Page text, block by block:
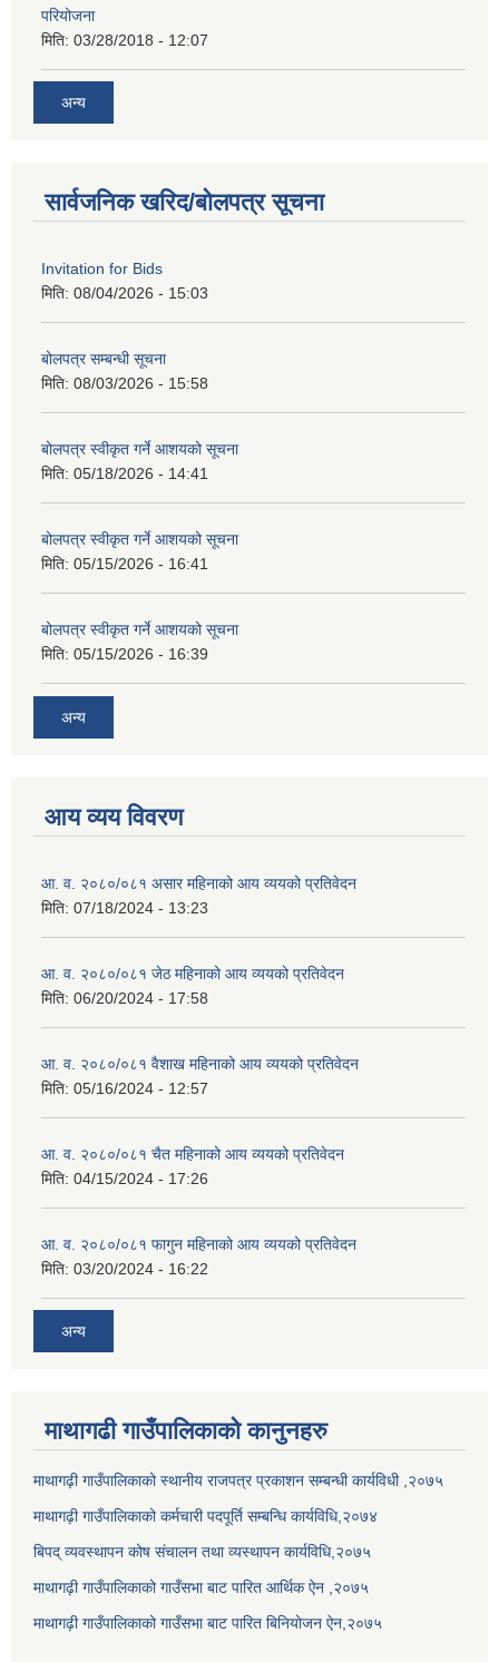
परियोजना
मिति: 03/28/2018 - 12:07
अन्य
सार्वजनिक खरिद/बोलपत्र सूचना
Invitation for Bids
मिति: 08/04/2026 - 15:03
बोलपत्र सम्बन्धी सूचना
मिति: 08/03/2026 - 15:58
बोलपत्र स्वीकृत गर्ने आशयको सूचना
मिति: 05/18/2026 - 14:41
बोलपत्र स्वीकृत गर्ने आशयको सूचना
मिति: 05/15/2026 - 16:41
बोलपत्र स्वीकृत गर्ने आशयको सूचना
मिति: 05/15/2026 - 16:39
अन्य
आय व्यय विवरण
आ. व. २०८०/०८१ असार महिनाको आय व्ययको प्रतिवेदन
मिति: 07/18/2024 - 13:23
आ. व. २०८०/०८१ जेठ महिनाको आय व्ययको प्रतिवेदन
मिति: 06/20/2024 - 17:58
आ. व. २०८०/०८१ वैशाख महिनाको आय व्ययको प्रतिवेदन
मिति: 05/16/2024 - 12:57
आ. व. २०८०/०८१ चैत महिनाको आय व्ययको प्रतिवेदन
मिति: 04/15/2024 - 17:26
आ. व. २०८०/०८१ फागुन महिनाको आय व्ययको प्रतिवेदन
मिति: 03/20/2024 - 16:22
अन्य
माथागढी गाउँपालिकाको कानुनहरु
माथागढ़ी गाउँपालिकाको स्थानीय राजपत्र प्रकाशन सम्बन्धी कार्यविधी ,२०७५
माथागढ़ी गाउँपालिकाको कर्मचारी पदपूर्ति सम्बन्धि कार्यविधि,२०७४
बिपद् व्यवस्थापन कोष संचालन तथा व्यस्थापन कार्यविधि,२०७५
माथागढ़ी गाउँपालिकाको गाउँसभा बाट पारित आर्थिक ऐन ,२०७५
माथागढ़ी गाउँपालिकाको गाउँसभा बाट पारित बिनियोजन ऐन,२०७५